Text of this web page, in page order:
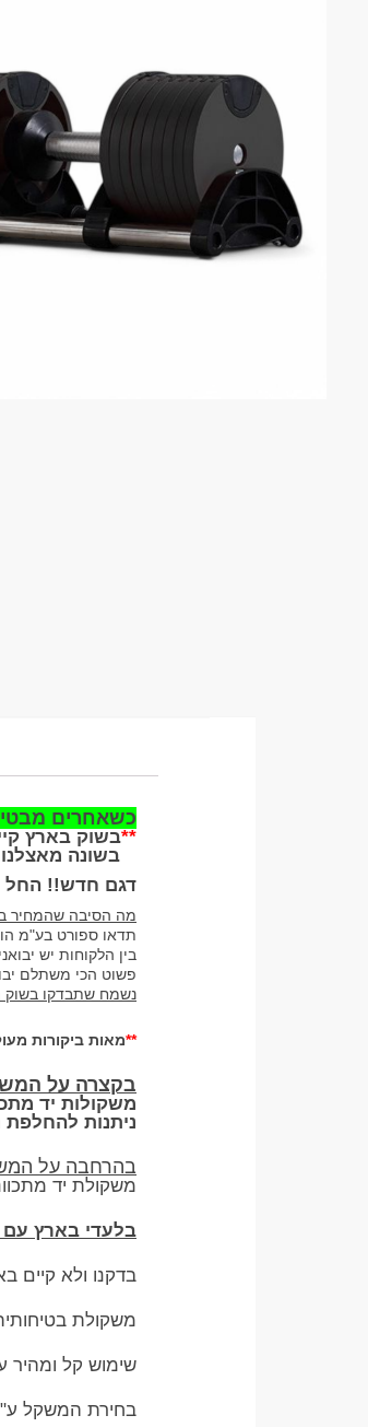
כשאחרים
**בשוק בארץ קיימת הגרסה
בשונה מאצלנו עד 36 קג בקפיצות של 2 קג.
דגם חדש!! החל מ 3קג
מה הסיבה שהמחיר
תדאו ספורט בע"מ
בין הלקוחות יש
פשוט הכי משתלם
נשמח שתבדקו בשוק
**מאות ביקורות
בקצרה על המשקולות
משקולות יד
ניתנות
בהרחבה על המשקולות
משקולת יד
בלעדי בארץ עם
בדקנו ולא קיים
משקולת בטיחותית יותר מסוג
שימוש קל ומהיר
בחירת המשקל